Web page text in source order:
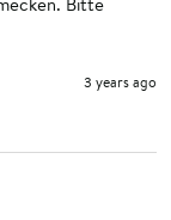
3 years ago